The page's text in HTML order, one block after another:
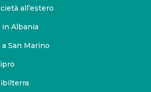
all’estero
Albania
San Marino